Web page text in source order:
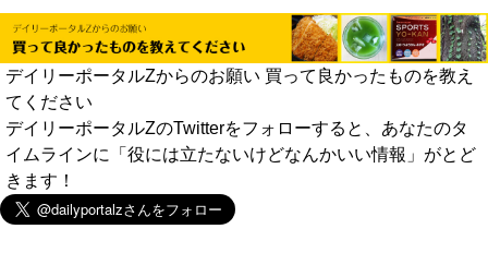
デイリーポータルZからのお願い 買って良かったものを教え
てください
デイリーポータルZのTwitterをフォローすると、あなたのタ
イムラインに「役には立たないけどなんかいい情報」がとど
きます！